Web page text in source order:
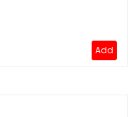
Add